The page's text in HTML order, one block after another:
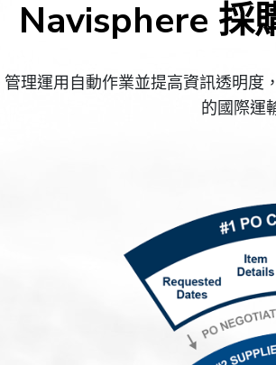
Navisphere 採
理運用自動作業並提高資訊透明度
的國際運